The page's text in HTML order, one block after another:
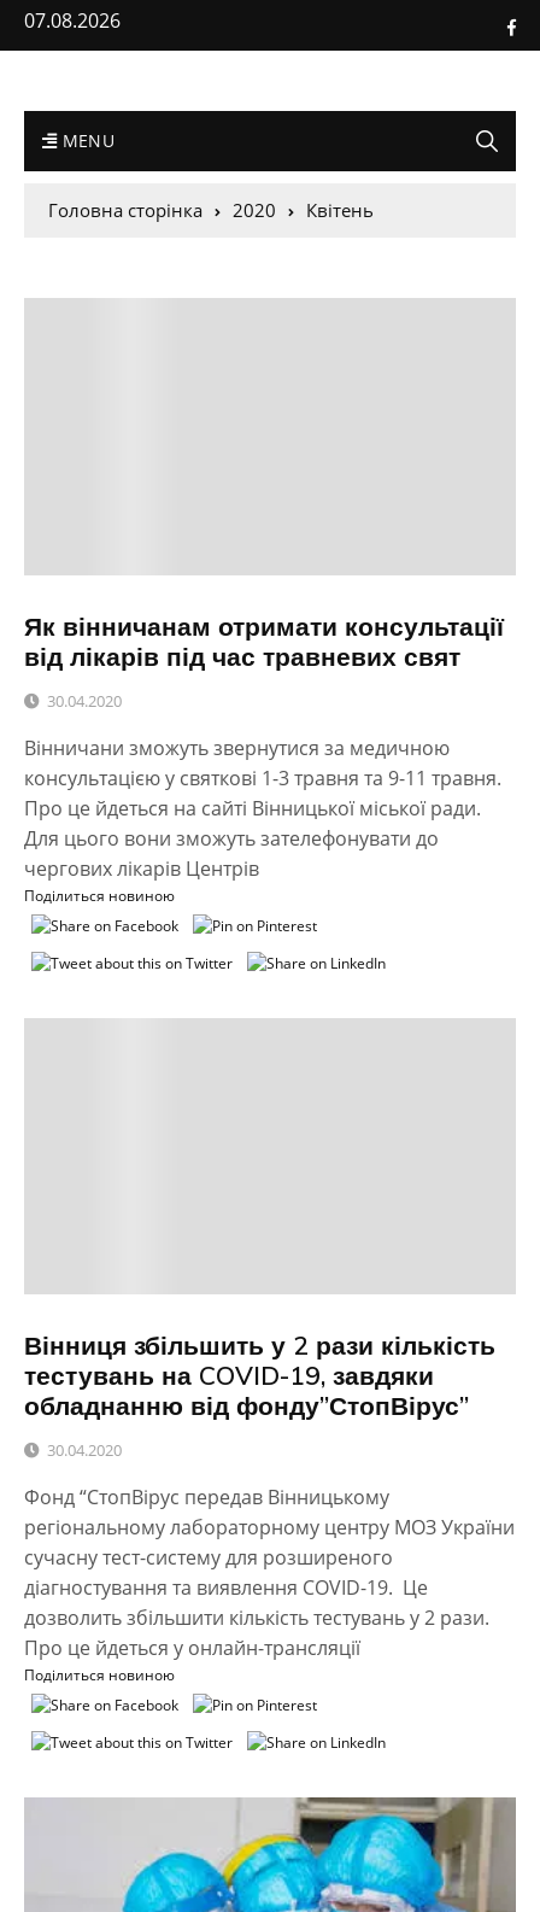
07.08.2026
MENU
Головна сторінка 2020 Квітень
Як вінничанам отримати консультації
від лікарів під час травневих свят
30.04.2020
Вінничани зможуть звернутися за медичною
консультацією у святкові 1-3 травня та 9-11 травня.
Про це йдеться на сайті Вінницької міської ради.
Для цього вони зможуть зателефонувати до
чергових лікарів Центрів
Поділиться новиною
Вінниця збільшить у 2 рази кількість
тестувань на COVID-19, завдяки
обладнанню від фонду”СтопВірус”
30.04.2020
Фонд “СтопВірус передав Вінницькому
регіональному лабораторному центру МОЗ України
сучасну тест-систему для розширеного
діагностування та виявлення COVID-19. Це
дозволить збільшити кількість тестувань у 2 рази.
Про це йдеться у онлайн-трансляції
Поділиться новиною